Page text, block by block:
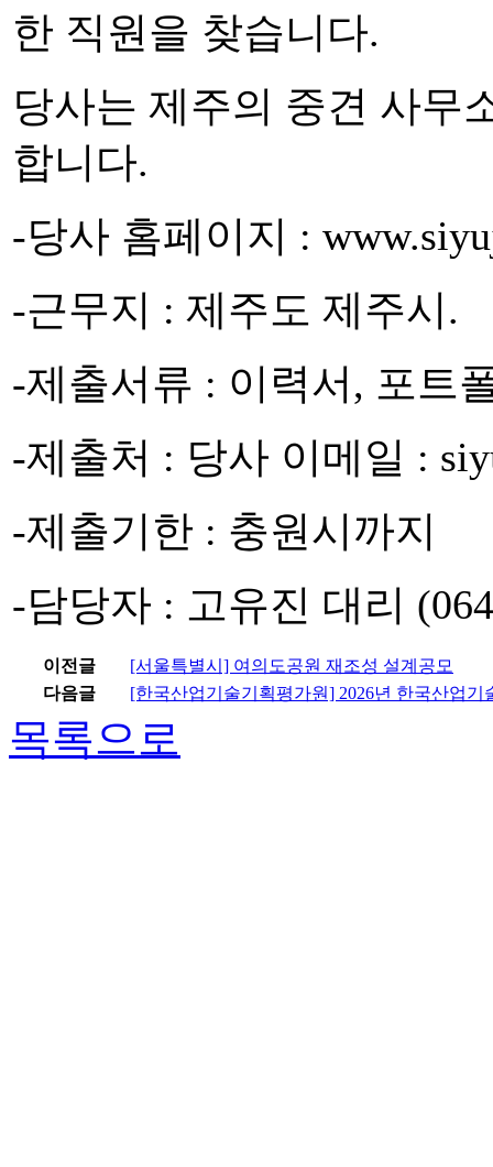
한 직원을 찾습니다.
당사는 제주의 중견 사무
합니다.
-당사 홈페이지 :
-근무지 : 제주도 제주시.
-제출서류 : 이력서, 포트
-제출처 : 당사 이메일 :
-제출기한 : 충원시까지
-담당자 : 고유진 대리
이전글
[서울특별시] 여의도공원 재조성 설계공모
다음글
[한국산업기술기획평가원] 2026년 한국산업
목록으로